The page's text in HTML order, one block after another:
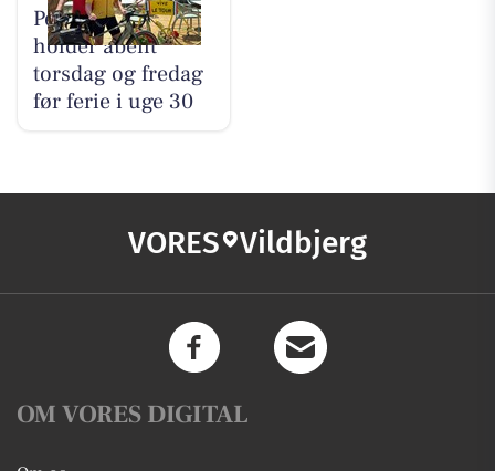
Per P. Cykler
holder åbent
torsdag og fredag
før ferie i uge 30
VORES Vildbjerg
OM VORES DIGITAL